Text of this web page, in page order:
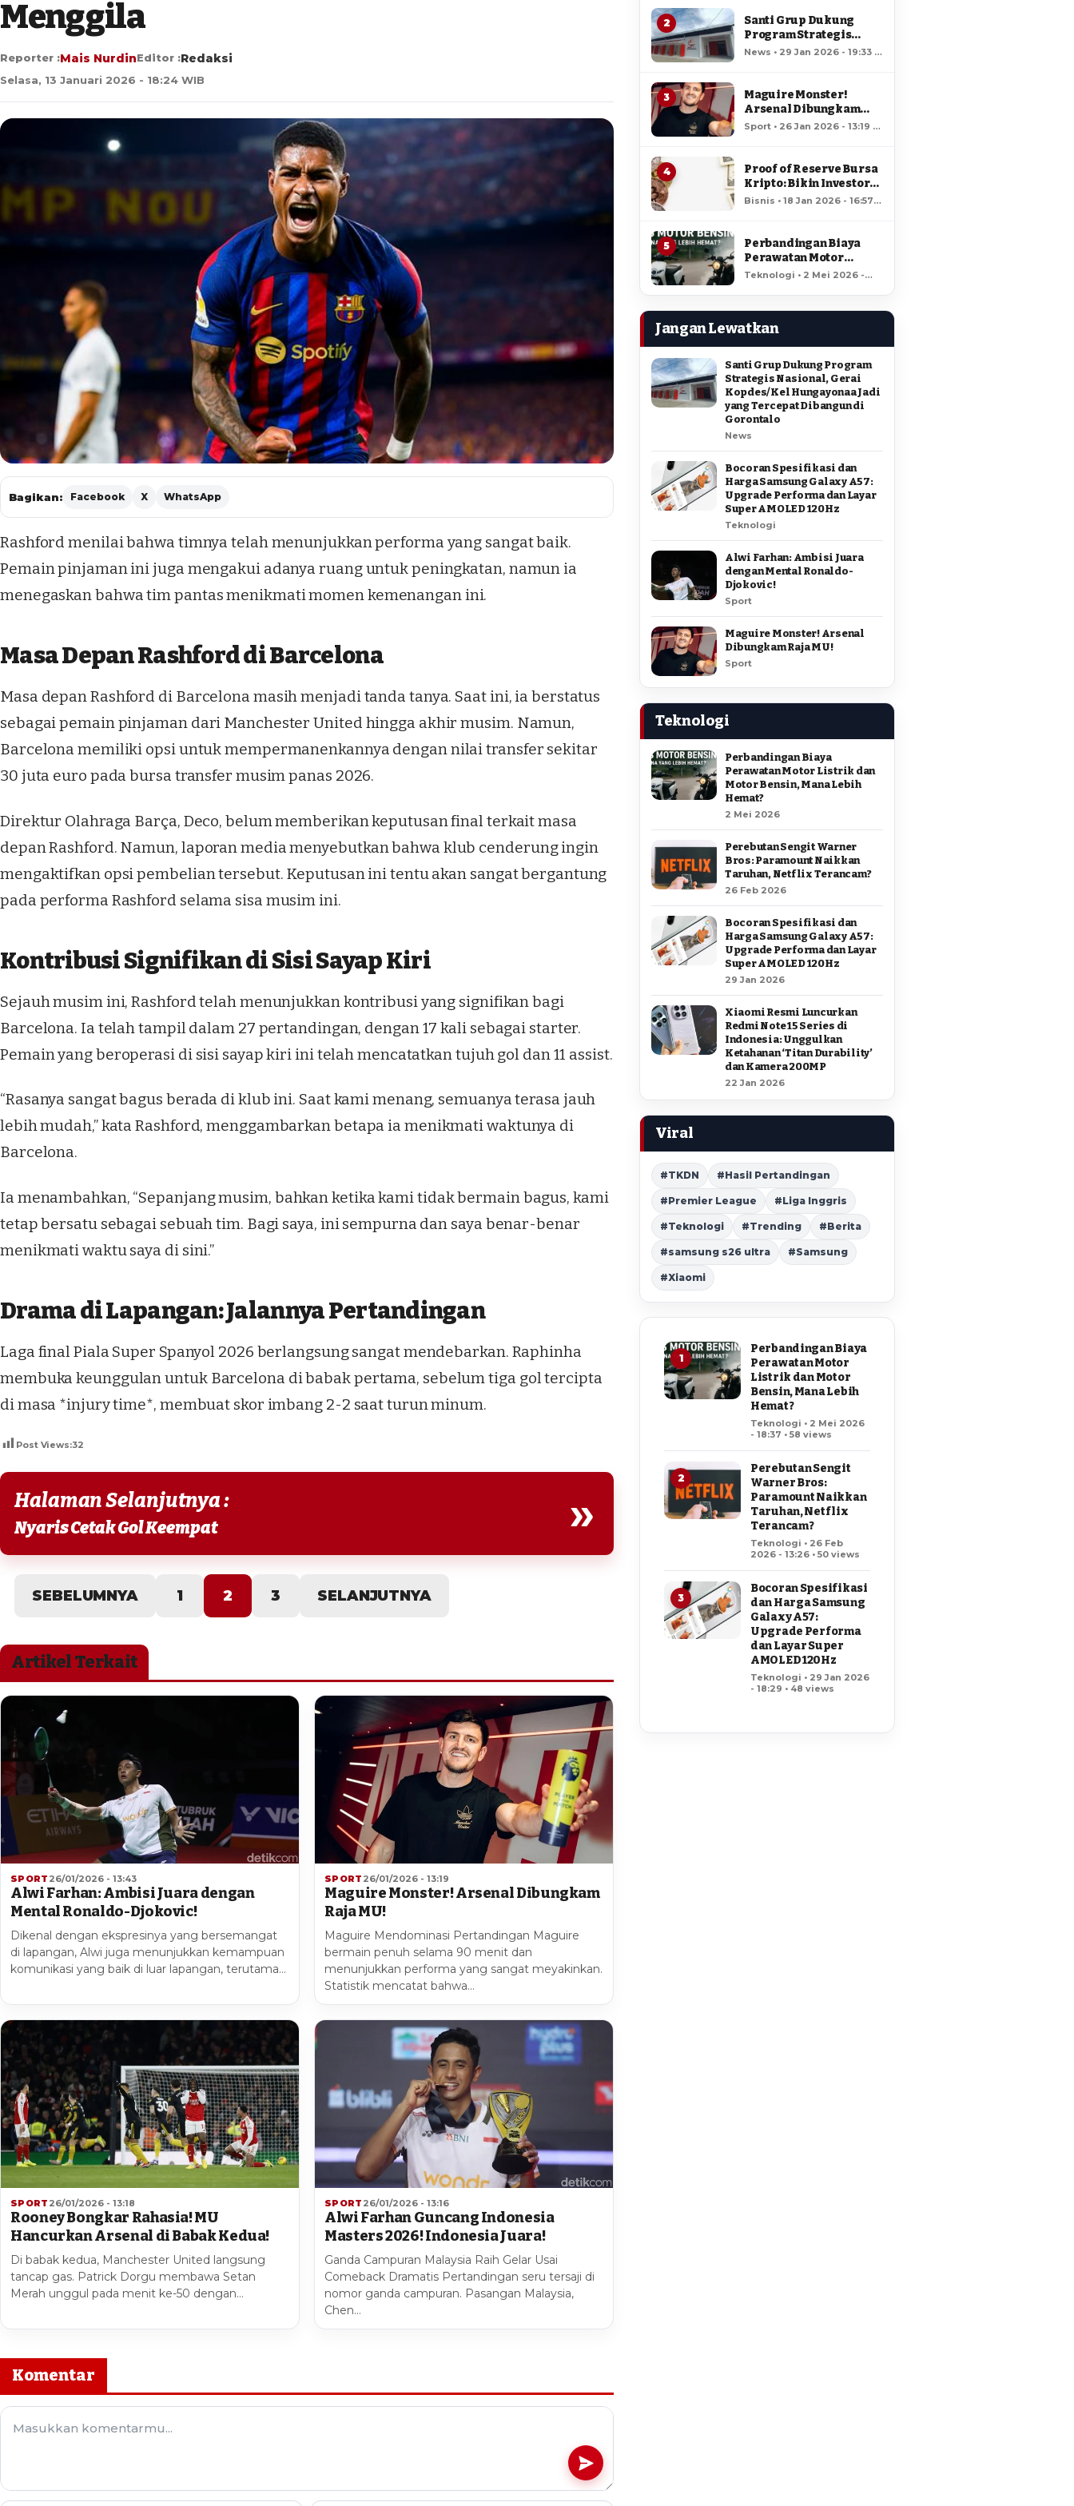
Menggila
Reporter :Mais NurdinEditor :Redaksi
Selasa, 13 Januari 2026 - 18:24 WIB
Bagikan: Facebook X WhatsApp
Rashford menilai bahwa timnya telah menunjukkan performa yang sangat baik.
Pemain pinjaman ini juga mengakui adanya ruang untuk peningkatan, namun ia
menegaskan bahwa tim pantas menikmati momen kemenangan ini.
Masa Depan Rashford di Barcelona
Masa depan Rashford di Barcelona masih menjadi tanda tanya. Saat ini, ia berstatus
sebagai pemain pinjaman dari Manchester United hingga akhir musim. Namun,
Barcelona memiliki opsi untuk mempermanenkannya dengan nilai transfer sekitar
30 juta euro pada bursa transfer musim panas 2026.
Direktur Olahraga Barça, Deco, belum memberikan keputusan final terkait masa
depan Rashford. Namun, laporan media menyebutkan bahwa klub cenderung ingin
mengaktifkan opsi pembelian tersebut. Keputusan ini tentu akan sangat bergantung
pada performa Rashford selama sisa musim ini.
Kontribusi Signifikan di Sisi Sayap Kiri
Sejauh musim ini, Rashford telah menunjukkan kontribusi yang signifikan bagi
Barcelona. Ia telah tampil dalam 27 pertandingan, dengan 17 kali sebagai starter.
Pemain yang beroperasi di sisi sayap kiri ini telah mencatatkan tujuh gol dan 11 assist.
“Rasanya sangat bagus berada di klub ini. Saat kami menang, semuanya terasa jauh
lebih mudah,” kata Rashford, menggambarkan betapa ia menikmati waktunya di
Barcelona.
Ia menambahkan, “Sepanjang musim, bahkan ketika kami tidak bermain bagus, kami
tetap bersatu sebagai sebuah tim. Bagi saya, ini sempurna dan saya benar-benar
menikmati waktu saya di sini.”
Drama di Lapangan: Jalannya Pertandingan
Laga final Piala Super Spanyol 2026 berlangsung sangat mendebarkan. Raphinha
membuka keunggulan untuk Barcelona di babak pertama, sebelum tiga gol tercipta
di masa *injury time*, membuat skor imbang 2-2 saat turun minum.
Post Views:32
Halaman Selanjutnya :
Nyaris Cetak Gol Keempat »
SEBELUMNYA 1 2 3 SELANJUTNYA
Artikel Terkait
SPORT 26/01/2026 - 13:43
Alwi Farhan: Ambisi Juara dengan
Mental Ronaldo-Djokovic!
Dikenal dengan ekspresinya yang bersemangat
di lapangan, Alwi juga menunjukkan kemampuan
komunikasi yang baik di luar lapangan, terutama…
SPORT 26/01/2026 - 13:19
Maguire Monster! Arsenal Dibungkam
Raja MU!
Maguire Mendominasi Pertandingan Maguire
bermain penuh selama 90 menit dan
menunjukkan performa yang sangat meyakinkan.
Statistik mencatat bahwa…
SPORT 26/01/2026 - 13:18
Rooney Bongkar Rahasia! MU
Hancurkan Arsenal di Babak Kedua!
Di babak kedua, Manchester United langsung
tancap gas. Patrick Dorgu membawa Setan
Merah unggul pada menit ke-50 dengan…
SPORT 26/01/2026 - 13:16
Alwi Farhan Guncang Indonesia
Masters 2026! Indonesia Juara!
Ganda Campuran Malaysia Raih Gelar Usai
Comeback Dramatis Pertandingan seru tersaji di
nomor ganda campuran. Pasangan Malaysia,
Chen…
Komentar
2
Santi Grup Dukung
Program Strategis
Nasional, Gerai
Tercepat Dibangun di
Gorontalo
News • 29 Jan 2026 - 19:33 •
3
Maguire Monster!
Arsenal Dibungkam
Raja MU!
Sport • 26 Jan 2026 - 13:19 •
4
Proof of Reserve Bursa
Kripto: Bikin Investor
Kaya Raya?
Bisnis • 18 Jan 2026 - 16:57 •
5
Perbandingan Biaya
Perawatan Motor
Listrik dan Motor
Teknologi • 2 Mei 2026 -
Jangan Lewatkan
Santi Grup Dukung Program
Strategis Nasional, Gerai
Kopdes/Kel Hungayonaa Jadi
yang Tercepat Dibangun di
Gorontalo
News
Bocoran Spesifikasi dan
Harga Samsung Galaxy A57:
Upgrade Performa dan Layar
Super AMOLED 120Hz
Teknologi
Alwi Farhan: Ambisi Juara
dengan Mental Ronaldo-
Djokovic!
Sport
Maguire Monster! Arsenal
Dibungkam Raja MU!
Sport
Teknologi
Perbandingan Biaya
Perawatan Motor Listrik dan
Motor Bensin, Mana Lebih
Hemat?
2 Mei 2026
Perebutan Sengit Warner
Bros: Paramount Naikkan
Taruhan, Netflix Terancam?
26 Feb 2026
Bocoran Spesifikasi dan
Harga Samsung Galaxy A57:
Upgrade Performa dan Layar
Super AMOLED 120Hz
29 Jan 2026
Xiaomi Resmi Luncurkan
Redmi Note 15 Series di
Indonesia: Unggulkan
Ketahanan ‘Titan Durability’
dan Kamera 200MP
22 Jan 2026
Viral
#TKDN #Hasil Pertandingan
#Premier League #Liga Inggris
#Teknologi #Trending #Berita
#samsung s26 ultra #Samsung
#Xiaomi
1
Perbandingan Biaya
Perawatan Motor
Listrik dan Motor
Bensin, Mana Lebih
Hemat?
Teknologi • 2 Mei 2026
- 18:37 • 58 views
2
Perebutan Sengit
Warner Bros:
Paramount Naikkan
Taruhan, Netflix
Terancam?
Teknologi • 26 Feb
2026 - 13:26 • 50 views
3
Bocoran Spesifikasi
dan Harga Samsung
Galaxy A57:
Upgrade Performa
dan Layar Super
AMOLED 120Hz
Teknologi • 29 Jan 2026
- 18:29 • 48 views